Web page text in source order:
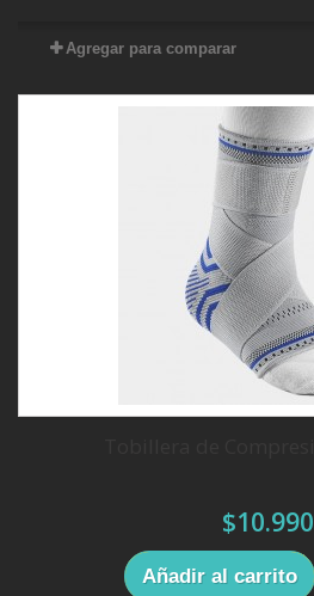
Agregar para comparar
$10.990
Añadir al carrito